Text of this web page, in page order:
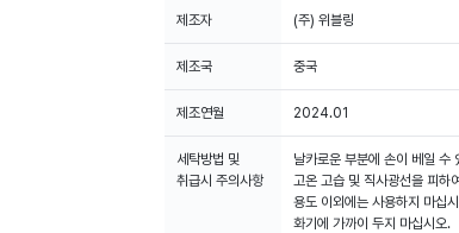
제조자 (주) 위블링
제조국 중국
제조연월 2024.01
세탁방법 및
취급시 주의사항
날카로운 부분에 손이 베일 수
고온 고습 및 직사광선을 피하
용도 이외에는 사용하지 마십
화기에 가까이 두지 마십시오.